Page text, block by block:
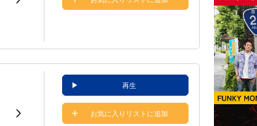
再生
お気に入りリストに追加